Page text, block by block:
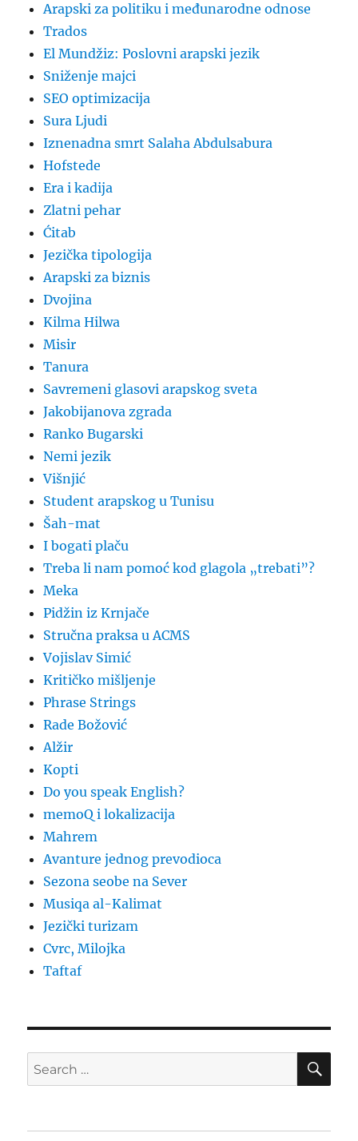
Arapski za politiku i međunarodne odnose
Trados
El Mundžiz: Poslovni arapski jezik
Sniženje majci
SEO optimizacija
Sura Ljudi
Iznenadna smrt Salaha Abdulsabura
Hofstede
Era i kadija
Zlatni pehar
Ćitab
Jezička tipologija
Arapski za biznis
Dvojina
Kilma Hilwa
Misir
Tanura
Savremeni glasovi arapskog sveta
Jakobijanova zgrada
Ranko Bugarski
Nemi jezik
Višnjić
Student arapskog u Tunisu
Šah-mat
I bogati plaču
Treba li nam pomoć kod glagola „trebati”?
Meka
Pidžin iz Krnjače
Stručna praksa u ACMS
Vojislav Simić
Kritičko mišljenje
Phrase Strings
Rade Božović
Alžir
Kopti
Do you speak English?
memoQ i lokalizacija
Mahrem
Avanture jednog prevodioca
Sezona seobe na Sever
Musiqa al-Kalimat
Jezički turizam
Cvrc, Milojka
Taftaf
Search
for: